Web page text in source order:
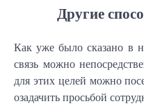
Другие
Как уже было сказано в
связь можно
для этих целей можно
озадачить просьбой